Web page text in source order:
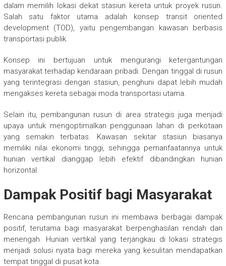
dalam memilih lokasi dekat stasiun kereta untuk proyek rusun.
Salah satu faktor utama adalah konsep transit oriented
development (TOD), yaitu pengembangan kawasan berbasis
transportasi publik.
Konsep ini bertujuan untuk mengurangi ketergantungan
masyarakat terhadap kendaraan pribadi. Dengan tinggal di rusun
yang terintegrasi dengan stasiun, penghuni dapat lebih mudah
mengakses kereta sebagai moda transportasi utama.
Selain itu, pembangunan rusun di area strategis juga menjadi
upaya untuk mengoptimalkan penggunaan lahan di perkotaan
yang semakin terbatas. Kawasan sekitar stasiun biasanya
memiliki nilai ekonomi tinggi, sehingga pemanfaatannya untuk
hunian vertikal dianggap lebih efektif dibandingkan hunian
horizontal.
Dampak Positif bagi Masyarakat
Rencana pembangunan rusun ini membawa berbagai dampak
positif, terutama bagi masyarakat berpenghasilan rendah dan
menengah. Hunian vertikal yang terjangkau di lokasi strategis
menjadi solusi nyata bagi mereka yang kesulitan mendapatkan
tempat tinggal di pusat kota.